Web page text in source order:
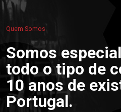
Quem Somos
Somos
todo o tipo de
10 anos de
Portugal.